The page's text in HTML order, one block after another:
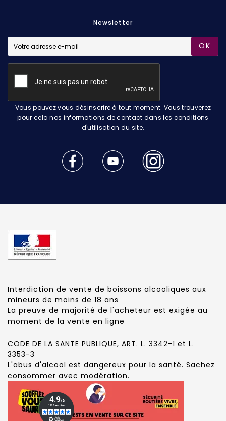
Newsletter
OK
Vous pouvez vous désinscrire à tout moment. Vous trouverez
pour cela nos informations de contact dans les conditions
d'utilisation du site.
Interdiction de vente de boissons alcooliques aux
mineurs de moins de 18 ans
La preuve de majorité de l'acheteur est exigée au
moment de la vente en ligne
CODE DE LA SANTE PUBLIQUE, ART. L. 3342-1 et L.
3353-3
L'abus d'alcool est dangereux pour la santé. Sachez
consommer avec modération.